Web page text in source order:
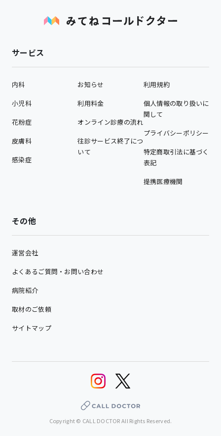
サービス
内科
小児科
花粉症
皮膚科
感染症
お知らせ
利用料金
オンライン診療の流れ
往診サービス終了につ
いて
利用規約
個人情報の取り扱いに
関して
プライバシーポリシー
特定商取引法に基づく
表記
提携医療機関
その他
運営会社
よくあるご質問・お問い合わせ
病院紹介
取材のご依頼
サイトマップ
Copyright © CALL DOCTOR All Rights Reserved.